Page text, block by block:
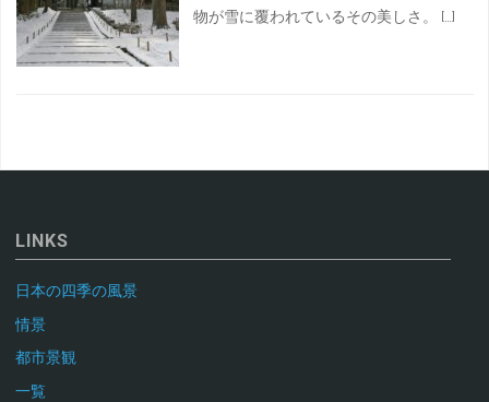
物が雪に覆われているその美しさ。 […]
LINKS
日本の四季の風景
情景
都市景観
一覧